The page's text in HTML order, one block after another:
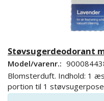
Støvsugerdeodorant
Model/varenr.:
Blomsterduft. Indhold: 1
portion til 1 støvsugerpose